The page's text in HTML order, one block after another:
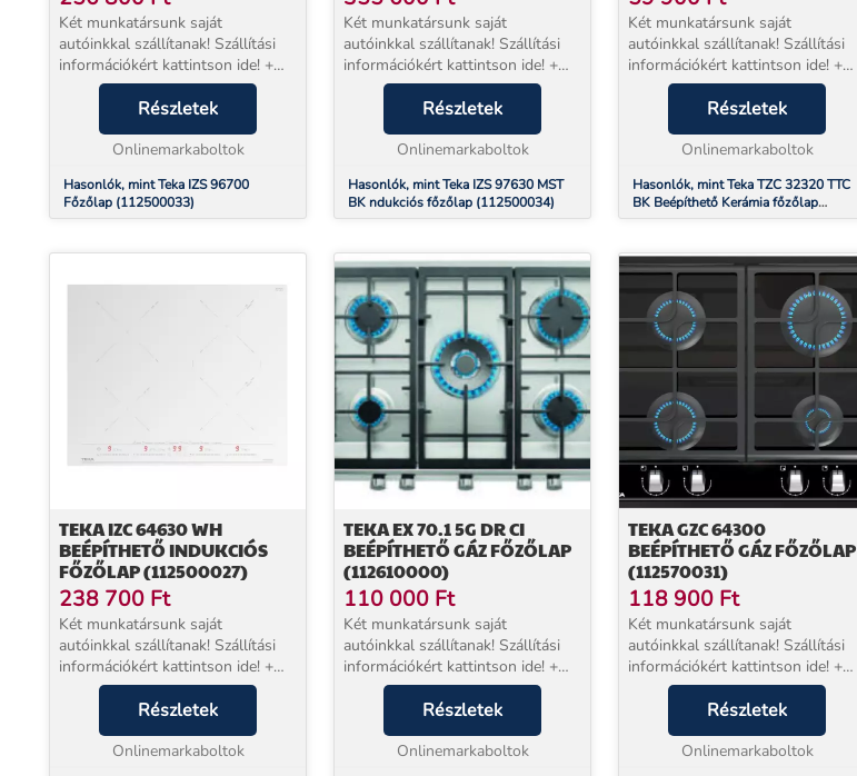
Két munkatársunk saját
autóinkkal szállítanak! Szállítási
információkért kattintson ide! +
EXTRA 5 év jótállással
vásárolhat!* Beüzemelés
szolgáltatásunk a készülék mellé
NEM választható. Elketromos ...
Részletek
Onlinemarkaboltok
Hasonlók, mint Teka IZS 96700
Főzőlap (112500033)
Két munkatársunk saját
autóinkkal szállítanak! Szállítási
információkért kattintson ide! +
EXTRA 5 év jótállással
vásárolhat!* Beüzemelés
szolgáltatásunk a készülék mellé
NEM választható. Általános a...
Részletek
Onlinemarkaboltok
Hasonlók, mint Teka IZS 97630 MST
BK ndukciós főzőlap (112500034)
Két munkatársunk saját
autóinkkal szállítanak! Szállítási
információkért kattintson ide! +
EXTRA 5 év jótállással
vásárolhat!* Beüzemelés
szolgáltatásunk a készülék mellé
NEM választható. Ezt a kerám...
Részletek
Onlinemarkaboltok
Hasonlók, mint Teka TZC 32320 TTC
BK Beépíthető Kerámia főzőlap
(112540002)
TEKA IZC 64630 WH
BEÉPÍTHETŐ INDUKCIÓS
FŐZŐLAP (112500027)
238 700 Ft
Két munkatársunk saját
autóinkkal szállítanak! Szállítási
információkért kattintson ide! +
EXTRA 5 év jótállással
vásárolhat!* Beüzemelés
szolgáltatásunk a készülék mellé
NEM választható. Termék leír...
Részletek
Onlinemarkaboltok
TEKA EX 70.1 5G DR CI
BEÉPÍTHETŐ GÁZ FŐZŐLAP
(112610000)
110 000 Ft
Két munkatársunk saját
autóinkkal szállítanak! Szállítási
információkért kattintson ide! +
EXTRA 5 év jótállással
vásárolhat!* Beüzemelés
szolgáltatásunk a készülék mellé
NEM választható. 5 gázégős m...
Részletek
Onlinemarkaboltok
TEKA GZC 64300
BEÉPÍTHETŐ GÁZ FŐZŐLAP
(112570031)
118 900 Ft
Két munkatársunk saját
autóinkkal szállítanak! Szállítási
információkért kattintson ide! +
EXTRA 5 év jótállással
vásárolhat!* Beüzemelés
szolgáltatásunk a készülék mellé
NEM választható. 60 cm gázfő...
Részletek
Onlinemarkaboltok